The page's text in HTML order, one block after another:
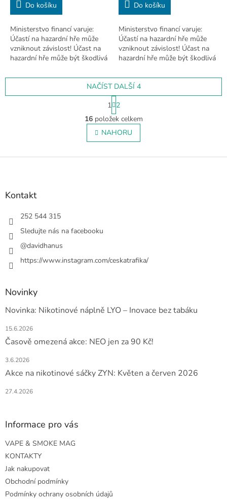
Do košíku
Ministerstvo financí varuje:
Účastí na hazardní hře může
vzniknout závislost! Účast na
hazardní hře může být škodlivá
18 let.
Do košíku
Ministerstvo financí varuje:
Účastí na hazardní hře může
vzniknout závislost! Účast na
hazardní hře může být škodlivá
18 let.
O
v
l
á
p
NAČÍST DALŠÍ 4
S
t
r
á
n
k
v
1 2
16položek celkem
NAHORU
Z
Kontakt
252 544 315
Sledujte nás na facebooku
@davidhanus
https://www.instagram.com/ceskatrafika/
Novinky
Novinka: Nikotinové náplně LYO – Inovace bez tabáku
15.6.2026
Časově omezená akce: NEO jen za 90 Kč!
3.6.2026
Akce na nikotinové sáčky ZYN: Květen a červen 2026
27.4.2026
Informace pro vás
VAPE & SMOKE MAG
KONTAKTY
Jak nakupovat
Obchodní podmínky
Podmínky ochrany osobních údajů